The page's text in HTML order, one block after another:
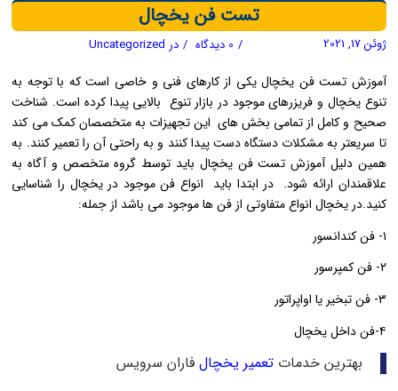
تست فن یخچال
ژوئن 17, 2021 / 0 دیدگاه / در Uncategorized
آموزش تست فن یخچال یکی از کارهای فنی و خاصی است که با توجه به
تنوع یخچال و فریزرهای موجود در بازار تنوع بالایی پیدا کرده است. شناخت
صحیح و کامل از تمامی بخش های این تجهیزات به متخصصان کمک می کند
تا سریعتر به مشکلات دستگاه دست پیدا کنند و به راحتی آن را تعمیر کنند. به
همین دلیل آموزش تست فن یخچال باید توسط گروه متخصص و آگاه به
علاقمندان ارائه شود. در ابتدا باید انواع فن موجود در یخچال را شناسایی
کنید.در یخچال انواع متفاوتی از فن ها موجود می باشد از جمله:
۱- فن کندانسور
۲- فن کمپرسور
۳- فن تبخیر یا اواپراتور
۴-فن داخل یخچال
بهترین خدماتتعمیر یخچال فاران سرویس